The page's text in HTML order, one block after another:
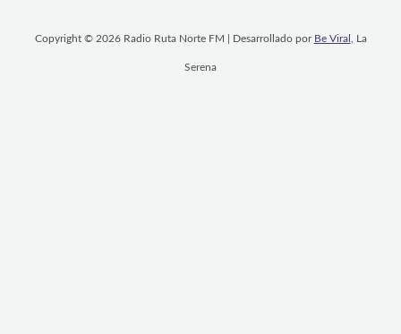
Copyright © 2026 Radio Ruta Norte FM | Desarrollado por Be Viral , La
Serena